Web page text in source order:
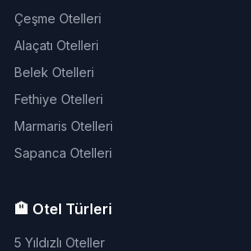
Çeşme Otelleri
Alaçatı Otelleri
Belek Otelleri
Fethiye Otelleri
Marmaris Otelleri
Sapanca Otelleri
🏨 Otel Türleri
5 Yıldızlı Oteller